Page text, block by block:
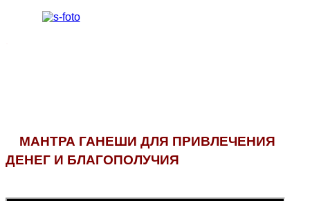
МАНТРА ГАНЕШИ ДЛЯ ПРИВЛЕЧЕНИЯ
ДЕНЕГ И БЛАГОПОЛУЧИЯ